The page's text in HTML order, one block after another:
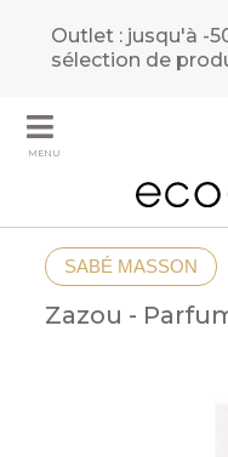
Outlet : jusqu'à -
sélection de
MENU
SABÉ MASSON
Zazou -